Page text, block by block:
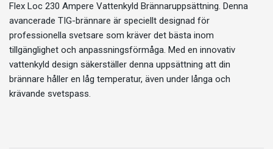
Flex Loc 230 Ampere Vattenkyld Brännaruppsättning. Denna
avancerade TIG-brännare är speciellt designad för
professionella svetsare som kräver det bästa inom
tillgänglighet och anpassningsförmåga. Med en innovativ
vattenkyld design säkerställer denna uppsättning att din
brännare håller en låg temperatur, även under långa och
krävande svetspass.